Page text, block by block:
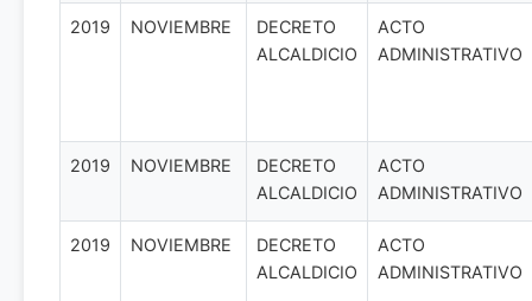
2019 NOVIEMBRE
DECRETO
ALCALDICIO
ACTO
ADMINISTRATIVO
2019 NOVIEMBRE
DECRETO
ALCALDICIO
ACTO
ADMINISTRATIVO
2019 NOVIEMBRE
DECRETO
ALCALDICIO
ACTO
ADMINISTRATIVO